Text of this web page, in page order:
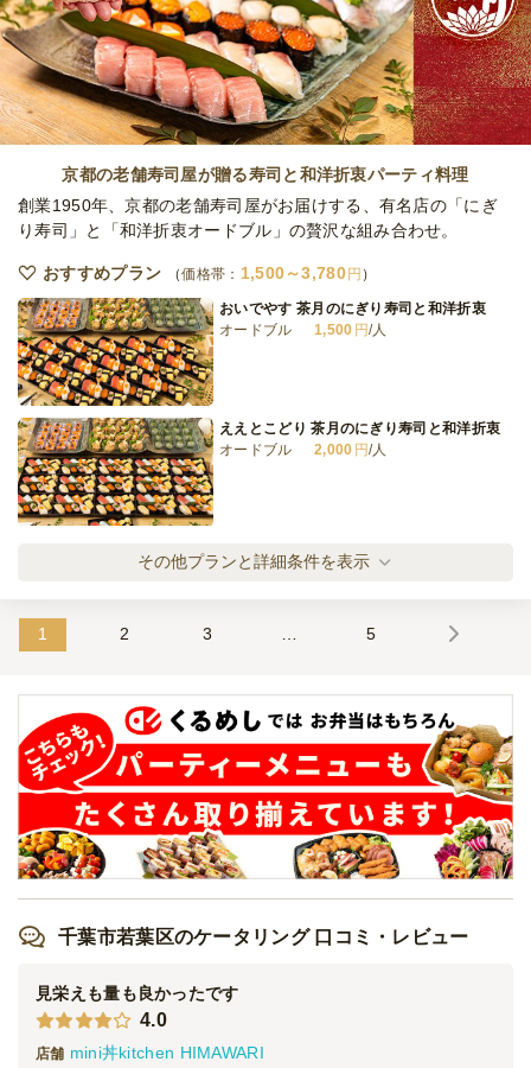
温製麒麟〜キリン〜
オードブル
4,400円/人
全てのプランを見る（5件）
オードブル
締切 3日前12時
最低ご注文金額 40,000円
京都の老舗寿司屋が贈る寿司と和洋折衷パーティ料理
創業1950年、京都の老舗寿司屋がお届けする、有名店の「にぎ
り寿司」と「和洋折衷オードブル」の贅沢な組み合わせ。
おすすめプラン 価格帯： 1,500～3,780円
おいでやす 茶月のにぎり寿司と和洋折衷
オードブル
1,500 円/人
ええとこどり 茶月のにぎり寿司と和洋折衷
オードブル
2,000 円/人
オードブル
2,500円/人
オードブル
3,000円/人
ごっつ 茶月のにぎり寿司と和洋折衷
オードブル
3,780 円/人
オードブル
1,500 円 /人
オードブル
その他プランと詳細条件を表示
1 2 3 5
千葉市若葉区のケータリング 口コミ・レビュー
見栄えも量も良かったです
4.0
店舗 mini丼kitchen HIMAWARI